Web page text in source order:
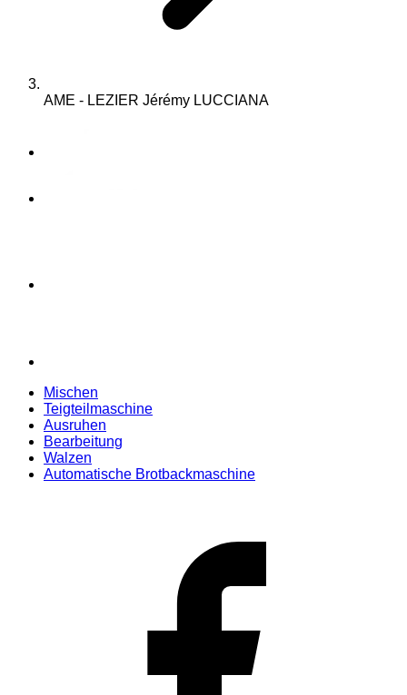
AME - LEZIER Jérémy LUCCIANA
Mischen
Teigteilmaschine
Ausruhen
Bearbeitung
Walzen
Automatische Brotbackmaschine